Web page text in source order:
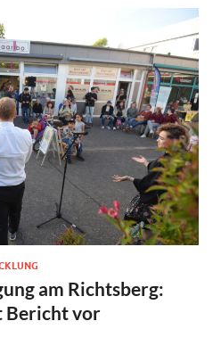
am Richtsberg:
Bericht vor